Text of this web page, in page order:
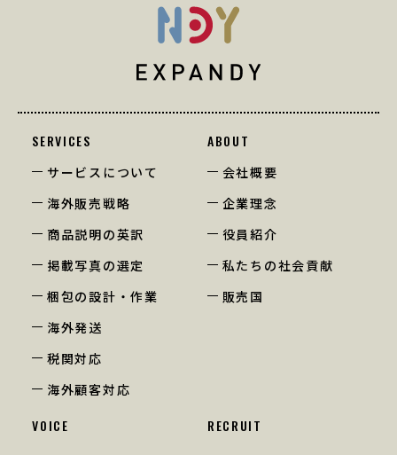
SERVICES
サービスについて
海外販売戦略
商品説明の英訳
掲載写真の選定
梱包の設計・作業
海外発送
税関対応
海外顧客対応
ABOUT
会社概要
企業理念
役員紹介
私たちの社会貢献
販売国
VOICE
RECRUIT